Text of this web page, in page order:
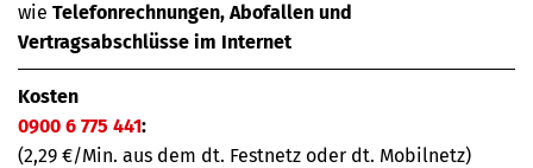
wie Telefonrechnungen, Abofallen und
Vertragsabschlüsse im Internet
Kosten
0900 6 775 441:
(2,29 €/Min. aus dem dt. Festnetz oder dt. Mobilnetz)